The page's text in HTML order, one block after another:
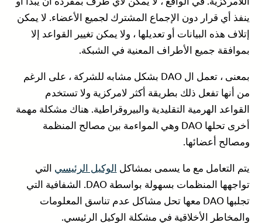
ينفذ أي قرار دون الإجماع المشترك لجميع الأعضاء. لا يمكن
إتلاف هذه البيانات أو تعديلها ، ولا يمكن تغيير القواعد إلا
بموافقة جميع الأطراف المعنية في الشبكة.
بمعنى ، تعمل ال DAO بشكل مشابه للشركة ، على الرغم
من أنها تفعل ذلك بطريقة أكثر لامركزية ولا تستخدم
القواعد الهرمية التقليدية والبيروقراطية. هناك مشكلة مهمة
أخرى تحلها DAO وهي المواءمة بين مصالح المنظمة
ومصالح أعضائها.
يتم التعامل مع ما يسمى بمشاكل الوكيل الرئيسي التي
تواجهها المنظمات بسهولة بواسطة DAO. الشفافية التي
تجلبها DAO معها تحل مشاكل عدم تناسق المعلومات
والمخاطر الأخلاقية في مشكلة الوكيل الرئيسي.